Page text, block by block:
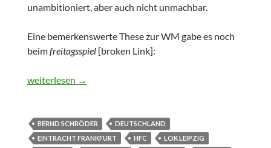
unambitioniert, aber auch nicht unmachbar.
Eine bemerkenswerte These zur WM gabe es noch
beimfreitagsspiel[broken Link]:
Wochen(end)splitter IX
weiterlesen →
BERND SCHRÖDER
DEUTSCHLAND
EINTRACHT FRANKFURT
HFC
LOK LEIPZIG